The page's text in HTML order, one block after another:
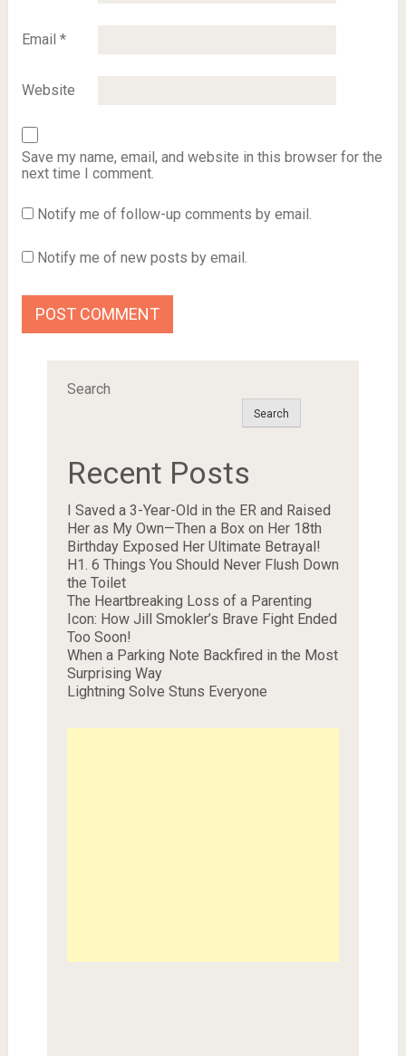
Email *
Website
Save my name, email, and website in this browser for the
next time I comment.
Notify me of follow-up comments by email.
Notify me of new posts by email.
Search
Search
Recent Posts
I Saved a 3-Year-Old in the ER and Raised
Her as My Own—Then a Box on Her 18th
Birthday Exposed Her Ultimate Betrayal!
H1. 6 Things You Should Never Flush Down
the Toilet
The Heartbreaking Loss of a Parenting
Icon: How Jill Smokler’s Brave Fight Ended
Too Soon!
When a Parking Note Backfired in the Most
Surprising Way
Lightning Solve Stuns Everyone